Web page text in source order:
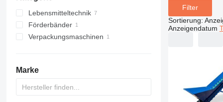
Lebensmitteltechnik
landwirtschaftliche
Förderbänder
Förderbänder Landwirtschaft
Verpackungsmaschinen
Marke
Filter
Sortierung:
Anzeigendatum